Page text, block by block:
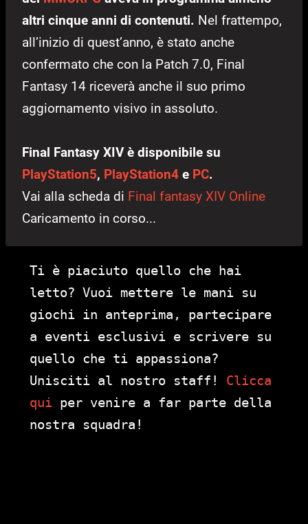
altri cinque anni di contenuti. Nel frattempo,
all’inizio di quest’anno, è stato anche
confermato che con la Patch 7.0, Final
Fantasy 14 riceverà anche il suo primo
aggiornamento visivo in assoluto.
Final Fantasy XIV è disponibile su
PlayStation5, PlayStation4 e PC.
Vai alla scheda di Final fantasy XIV Online
Caricamento in corso...
Ti è piaciuto quello che hai
letto? Vuoi mettere le mani su
giochi in anteprima, partecipare
a eventi esclusivi e scrivere su
quello che ti appassiona?
Unisciti al nostro staff! Clicca
qui per venire a far parte della
nostra squadra!